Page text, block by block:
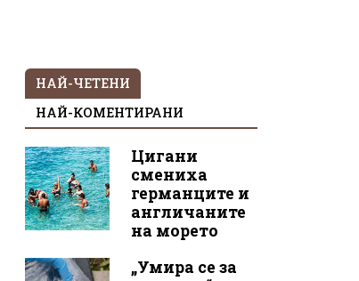
НАЙ-ЧЕТЕНИ
НАЙ-КОМЕНТИРАНИ
Цигани
смениха
германците и
англичаните
на морето
„Умира се за